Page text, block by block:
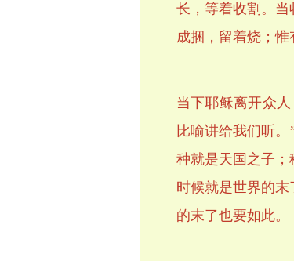
长，等着收割。
成捆，留着烧；惟
当下耶稣离开众
比喻讲给我们听
种就是天国之子
时候就是世界的
的末了也要如此。